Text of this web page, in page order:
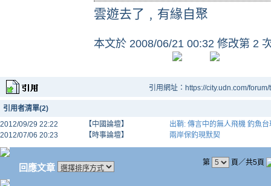
雲遊去了﹐有緣自聚
本文於 2008/06/21 00:32 修改第 2
引用網址：https://city.udn.com/
引用者清單(2)
2012/09/29 22:22
【中國論壇】
出鞘: 傳言中的無人飛機 釣魚台
2012/07/06 20:23
【時事論壇】 兩岸保釣現默契
回應文章 第 頁／共5頁